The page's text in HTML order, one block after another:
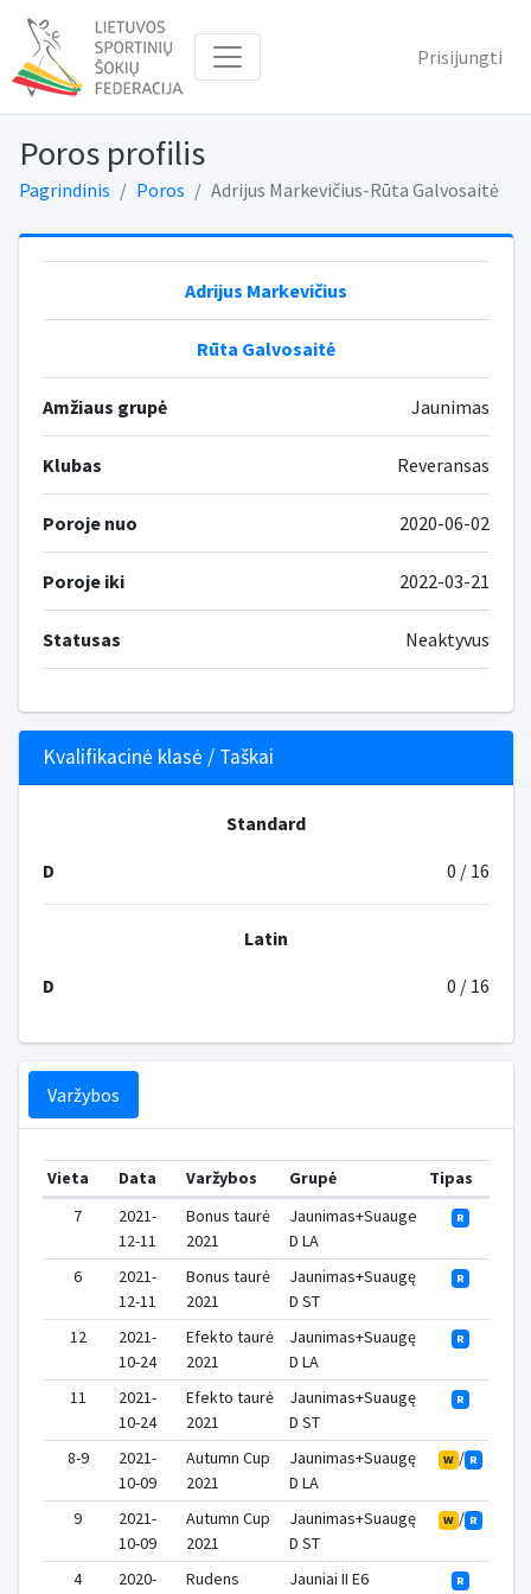
Prisijungti
Poros profilis
Pagrindinis Poros Adrijus Markevičius-Rūta Galvosaitė
Adrijus Markevičius
Rūta Galvosaitė
Amžiaus grupė Jaunimas
Klubas Reveransas
Poroje nuo 2020-06-02
Poroje iki 2022-03-21
Statusas Neaktyvus
Kvalifikacinė klasė / Taškai
Standard
D
0 / 16
Latin
D
0 / 16
Varžybos
Vieta Data Varžybos Grupė Tipas
7
2021-
12-11
Bonus taurė
2021
Jaunimas+Suauge
D LA
R
6
2021-
12-11
Bonus taurė
2021
Jaunimas+Suaugę
D ST
R
12
2021-
10-24
Efekto taurė
2021
Jaunimas+Suaugę
D LA
R
11
2021-
10-24
Efekto taurė
2021
Jaunimas+Suaugę
D ST
R
8-9
2021-
10-09
Autumn Cup
2021
Jaunimas+Suaugę
D LA
W / R
9
2021-
10-09
Autumn Cup
2021
Jaunimas+Suaugę
D ST
W / R
4
2020-
Rudens
Jauniai II E6 R